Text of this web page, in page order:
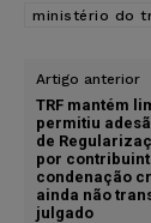
ministério do
Artigo anterior
TRF mantém
permitiu
de
por
condenação
ainda não
julgado